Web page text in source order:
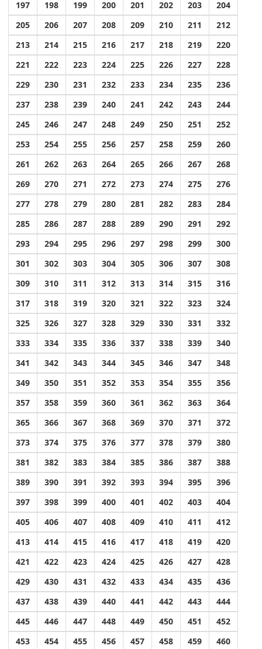
197 198 199 200 201 202 203
204
205
206 207 208 209 210 211
212
213
214 215 216 217 218 219
220
221
222 223 224 225 226 227
228
229
230 231 232 233 234 235
236
237
238 239 240 241 242 243
244
245
246 247 248 249 250 251
252
253
254 255 256 257 258 259
260
261
262 263 264 265 266 267
268
269
270 271 272 273 274 275
276
277
278 279 280 281 282 283
284
285
286 287 288 289 290 291
292
293
294 295 296 297 298 299
300
301
302 303 304 305 306 307
308
309
310 311 312 313 314 315
316
317
318 319 320 321 322 323
324
325
326 327 328 329 330 331
332
333
334 335 336 337 338 339
340
341
342 343 344 345 346 347
348
349
350 351 352 353 354 355
356
357
358 359 360 361 362 363
364
365
366 367 368 369 370 371
372
373
374 375 376 377 378 379
380
381
382 383 384 385 386 387
388
389
390 391 392 393 394 395
396
397
398 399 400 401 402 403
404
405
406 407 408 409 410 411
412
413
414 415 416 417 418 419
420
421
422 423 424 425 426 427
428
429
430 431 432 433 434 435
436
437
438 439 440 441 442 443
444
445
446 447 448 449 450 451
452
453
454 455 456 457 458 459
460